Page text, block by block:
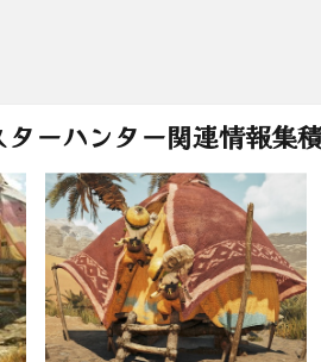
ーハンター関連情報集